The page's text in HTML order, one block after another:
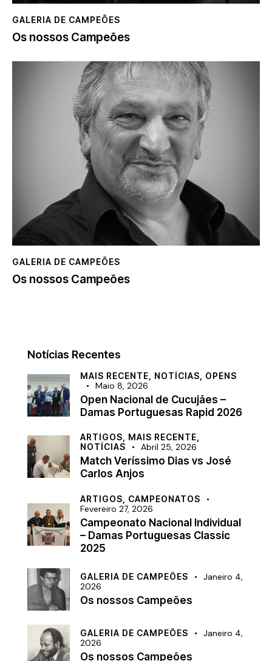
GALERIA DE CAMPEÕES
Os nossos Campeões
GALERIA DE CAMPEÕES
Os nossos Campeões
Notícias Recentes
MAIS RECENTE, NOTÍCIAS, OPENS
Maio 8, 2026
Open Nacional de Cucujães –
Damas Portuguesas Rapid 2026
ARTIGOS, MAIS RECENTE,
NOTÍCIAS
Abril 25, 2026
Match Veríssimo Dias vs José
Carlos Anjos
ARTIGOS, CAMPEONATOS
Fevereiro 27, 2026
Campeonato Nacional Individual
– Damas Portuguesas Classic
2025
GALERIA DE CAMPEÕES
Janeiro 4,
2026
Os nossos Campeões
GALERIA DE CAMPEÕES
Janeiro 4,
2026
Os nossos Campeões